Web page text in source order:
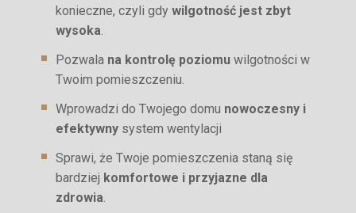
konieczne, czyli gdy wilgotność jest zbyt
wysoka.
Pozwala na kontrolę poziomu wilgotności w
Twoim pomieszczeniu.
Wprowadzi do Twojego domu nowoczesny i
efektywny system wentylacji
Sprawi, że Twoje pomieszczenia staną się
bardziej komfortowe i przyjazne dla
zdrowia.